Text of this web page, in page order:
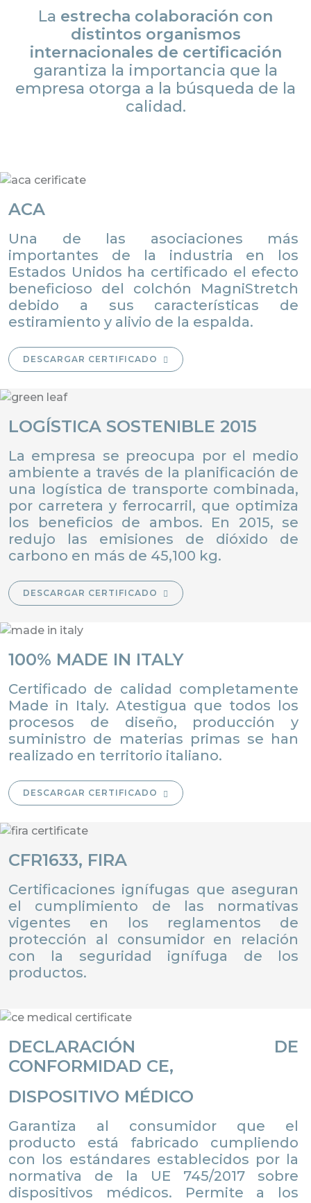
La estrecha colaboración con
distintos organismos
internacionales de certificación
garantiza la importancia que la
empresa otorga a la búsqueda de la
calidad.
ACA
Una de las asociaciones más
importantes de la industria en los
Estados Unidos ha certificado el efecto
beneficioso del colchón MagniStretch
debido a sus características de
estiramiento y alivio de la espalda.
DESCARGAR CERTIFICADO
LOGÍSTICA SOSTENIBLE 2015
La empresa se preocupa por el medio
ambiente a través de la planificación de
una logística de transporte combinada,
por carretera y ferrocarril, que optimiza
los beneficios de ambos. En 2015, se
redujo las emisiones de dióxido de
carbono en más de 45,100 kg.
DESCARGAR CERTIFICADO
100% MADE IN ITALY
Certificado de calidad completamente
Made in Italy. Atestigua que todos los
procesos de diseño, producción y
suministro de materias primas se han
realizado en territorio italiano.
DESCARGAR CERTIFICADO
CFR1633, FIRA
Certificaciones ignífugas que aseguran
el cumplimiento de las normativas
vigentes en los reglamentos de
protección al consumidor en relación
con la seguridad ignífuga de los
productos.
DECLARACIÓN DE
CONFORMIDAD CE,
DISPOSITIVO MÉDICO
Garantiza al consumidor que el
producto está fabricado cumpliendo
con los estándares establecidos por la
normativa de la UE 745/2017 sobre
dispositivos médicos. Permite a los